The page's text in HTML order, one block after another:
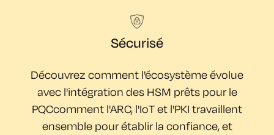
Sécurisé
Découvrez comment l'écosystème évolue
avec l'intégration des HSM prêts pour le
PQCcomment l'ARC, l'IoT et l'PKI travaillent
ensemble pour établir la confiance, et